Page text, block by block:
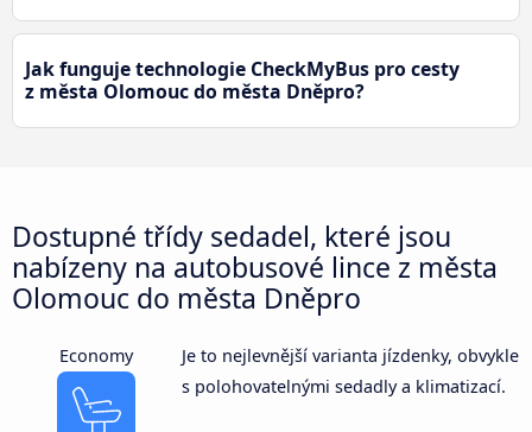
Jak funguje technologie CheckMyBus pro cesty
z města Olomouc do města Dněpro?
Dostupné třídy sedadel, které jsou
nabízeny na autobusové lince z města
Olomouc do města Dněpro
Economy
Je to nejlevnější varianta jízdenky, obvykle
s polohovatelnými sedadly a klimatizací.